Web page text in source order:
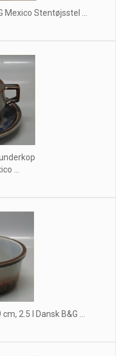
Mexico Stentøjsstel ...
...
2.5 l Dansk B&G ...